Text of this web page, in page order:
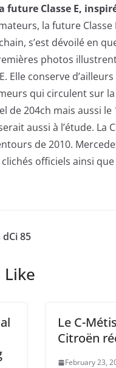
future Classe E,
la future
s’est dévoilé en
photos
Elle conserve
qui circulent sur
de 204ch mais aussi
aussi à l’étude.
de 2010.
officiels ainsi
85
Like
Le C-
Citroën
February 23,